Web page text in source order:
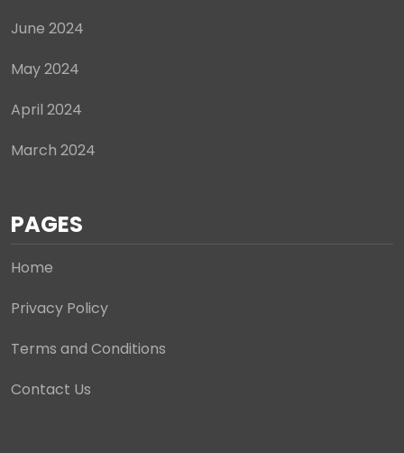
June 2024
May 2024
April 2024
March 2024
PAGES
Home
Privacy Policy
Terms and Conditions
Contact Us